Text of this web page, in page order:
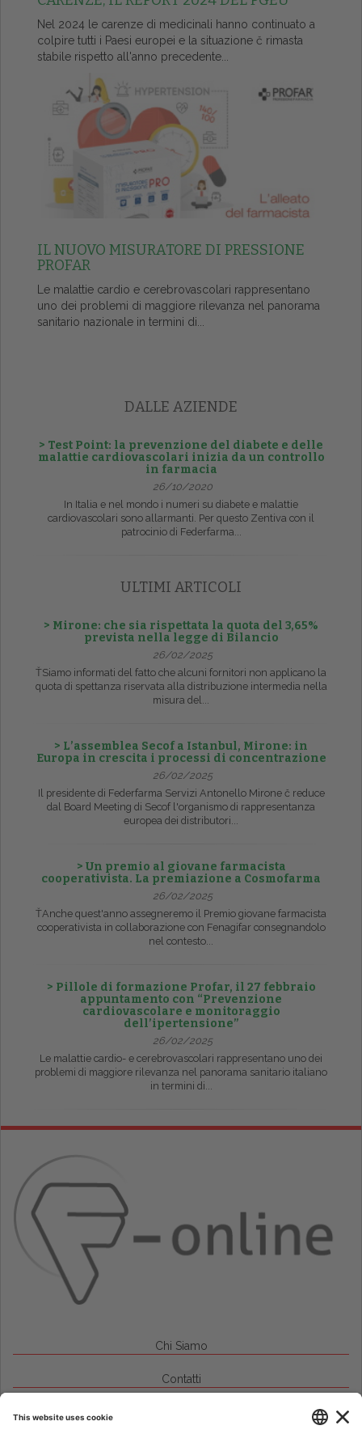
Nel 2024 le carenze di medicinali hanno continuato a
colpire tutti i Paesi europei e la situazione č rimasta
stabile rispetto all'anno precedente...
IL NUOVO MISURATORE DI PRESSIONE
PROFAR
Le malattie cardio e cerebrovascolari rappresentano
uno dei problemi di maggiore rilevanza nel panorama
sanitario nazionale in termini di...
DALLE AZIENDE
> Test Point: la prevenzione del diabete e delle
malattie cardiovascolari inizia da un controllo
in farmacia
26/10/2020
In Italia e nel mondo i numeri su diabete e malattie
cardiovascolari sono allarmanti. Per questo Zentiva con il
patrocinio di Federfarma...
ULTIMI ARTICOLI
> Mirone: che sia rispettata la quota del 3,65%
prevista nella legge di Bilancio
26/02/2025
ŤSiamo informati del fatto che alcuni fornitori non applicano la
quota di spettanza riservata alla distribuzione intermedia nella
misura del...
> L’assemblea Secof a Istanbul, Mirone: in
Europa in crescita i processi di concentrazione
26/02/2025
Il presidente di Federfarma Servizi Antonello Mirone č reduce
dal Board Meeting di Secof l'organismo di rappresentanza
europea dei distributori...
> Un premio al giovane farmacista
cooperativista. La premiazione a Cosmofarma
26/02/2025
ŤAnche quest'anno assegneremo il Premio giovane farmacista
cooperativista in collaborazione con Fenagifar consegnandolo
nel contesto...
> Pillole di formazione Profar, il 27 febbraio
appuntamento con “Prevenzione
cardiovascolare e monitoraggio
dell’ipertensione”
26/02/2025
Le malattie cardio- e cerebrovascolari rappresentano uno dei
problemi di maggiore rilevanza nel panorama sanitario italiano
in termini di...
Chi Siamo
Contatti